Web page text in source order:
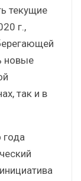
текущие
г.,
новые
так и в